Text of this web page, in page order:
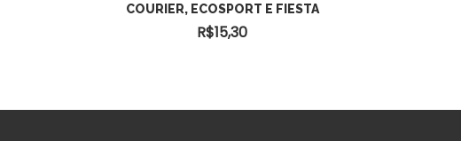
COURIER, ECOSPORT E FIESTA
R$15,30